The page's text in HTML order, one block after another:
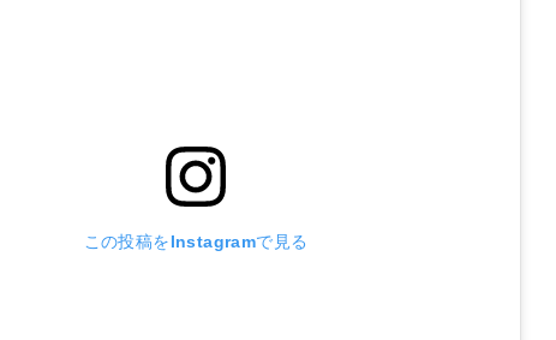
この投稿をInstagramで見る